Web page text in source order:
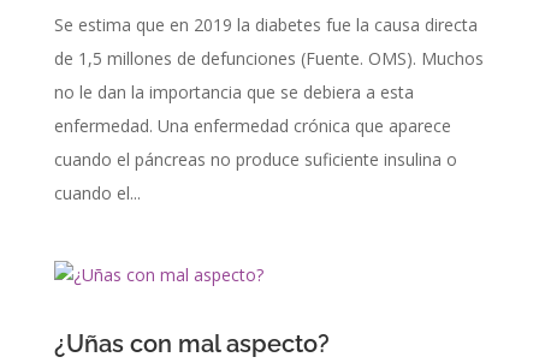
Se estima que en 2019 la diabetes fue la causa directa
de 1,5 millones de defunciones (Fuente. OMS). Muchos
no le dan la importancia que se debiera a esta
enfermedad. Una enfermedad crónica que aparece
cuando el páncreas no produce suficiente insulina o
cuando el...
¿Uñas con mal aspecto?